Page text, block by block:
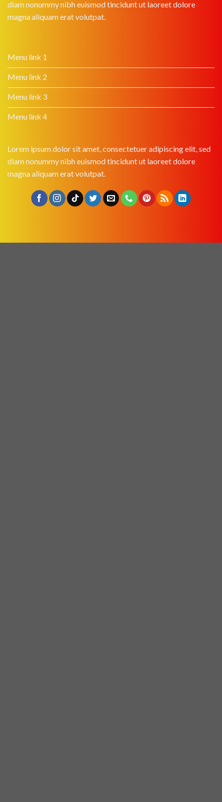
diam nonummy nibh euismod tincidunt ut laoreet dolore
magna aliquam erat volutpat.
Menu link 1
Menu link 2
Menu link 3
Menu link 4
Lorem ipsum dolor sit amet, consectetuer adipiscing elit, sed
diam nonummy nibh euismod tincidunt ut laoreet dolore
magna aliquam erat volutpat.